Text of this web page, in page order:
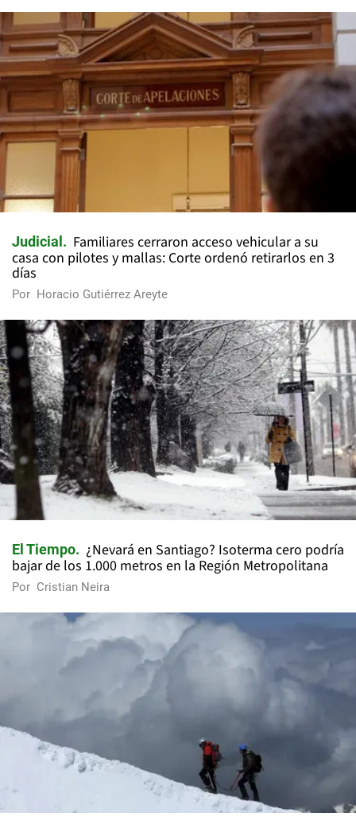
Judicial
Familiares cerraron acceso vehicular a su
casa con pilotes y mallas: Corte ordenó retirarlos en 3
días
Por Horacio Gutiérrez Areyte
El Tiempo
¿Nevará en Santiago? Isoterma cero podría
bajar de los 1.000 metros en la Región Metropolitana
Por Cristian Neira